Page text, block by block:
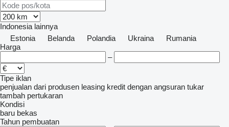
Indonesia lainnya
Estonia
Belanda Polandia Ukraina
Rumania
Harga
–
Tipe iklan
penjualan dari produsen leasing kredit dengan angsuran tukar
tambah pertukaran
Kondisi
baru bekas
Tahun pembuatan